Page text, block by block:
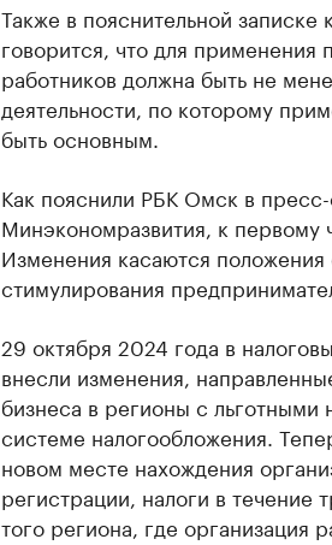
Также в пояснительной записке
говорится, что для применения
работников должна быть не
деятельности, по которому
быть основным.
Как пояснили РБК Омск в
Минэкономразвития, к первому
Изменения касаются положения
стимулирования
29 октября 2024 года в
внесли изменения,
бизнеса в регионы с
системе налогообложения.
новом месте нахождения
регистрации, налоги в течение
того региона, где организация